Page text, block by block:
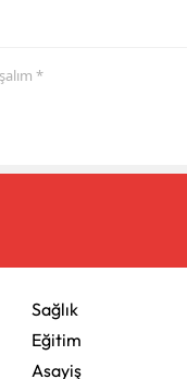
*
Sağlık
Eğitim
Asayiş